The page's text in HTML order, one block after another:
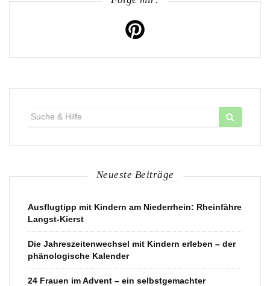
Neueste Beiträge
Ausflugtipp mit Kindern am Niederrhein: Rheinfähre
Langst-Kierst
Die Jahreszeitenwechsel mit Kindern erleben – der
phänologische Kalender
24 Frauen im Advent – ein selbstgemachter